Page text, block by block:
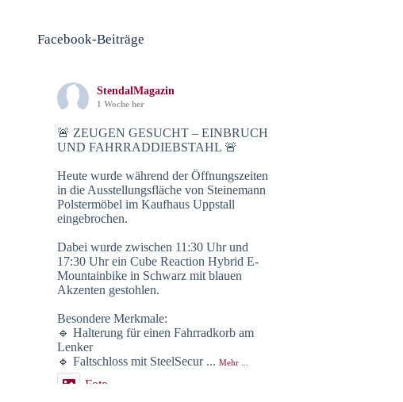
Facebook-Beiträge
StendalMagazin
1 Woche her
🚨 ZEUGEN GESUCHT – EINBRUCH
UND FAHRRADDIEBSTAHL 🚨
Heute wurde während der Öffnungszeiten
in die Ausstellungsfläche von Steinemann
Polstermöbel im Kaufhaus Uppstall
eingebrochen.
Dabei wurde zwischen 11:30 Uhr und
17:30 Uhr ein Cube Reaction Hybrid E-
Mountainbike in Schwarz mit blauen
Akzenten gestohlen.
Besondere Merkmale:
🔹 Halterung für einen Fahrradkorb am
Lenker
🔹 Faltschloss mit SteelSecur ...Mehr ...
Foto